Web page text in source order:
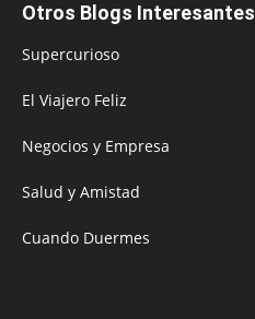
Otros Blogs Interesantes
Supercurioso
El Viajero Feliz
Negocios y Empresa
Salud y Amistad
Cuando Duermes